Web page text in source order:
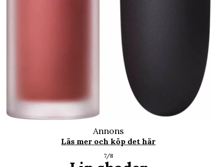
Annons
Läs mer och köp det här
7/8